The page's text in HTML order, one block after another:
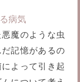
病気
魔のような虫
記憶があるの
よって引き起